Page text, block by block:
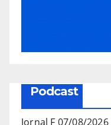
Podcast
Jornal F 07/08/2026